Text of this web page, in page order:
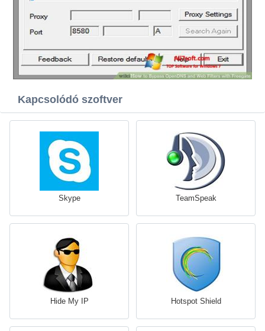
Kapcsolódó szoftver
Skype TeamSpeak
Hide My IP Hotspot Shield